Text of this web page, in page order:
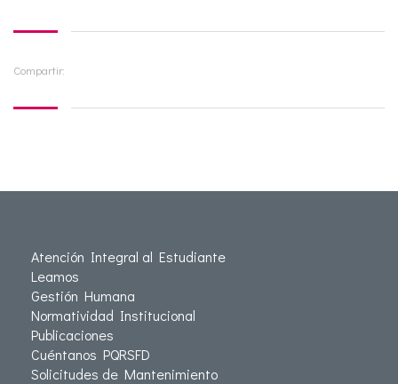
Compartir:
Atención Integral al Estudiante
Leamos
Gestión Humana
Normatividad Institucional
Publicaciones
Cuéntanos PQRSFD
Solicitudes de Mantenimiento